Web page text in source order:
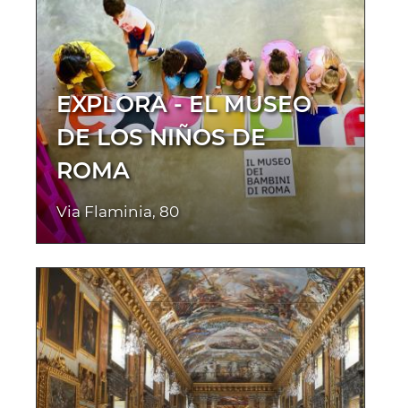
EXPLORA - EL MUSEO
DE LOS NIÑOS DE
ROMA
Via Flaminia, 80